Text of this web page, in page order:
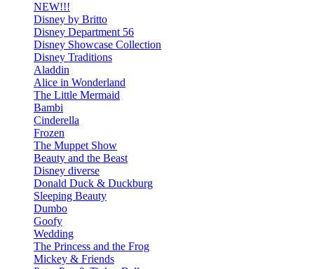
NEW!!!
Disney by Britto
Disney Department 56
Disney Showcase Collection
Disney Traditions
Aladdin
Alice in Wonderland
The Little Mermaid
Bambi
Cinderella
Frozen
The Muppet Show
Beauty and the Beast
Disney diverse
Donald Duck & Duckburg
Sleeping Beauty
Dumbo
Goofy
Wedding
The Princess and the Frog
Mickey & Friends